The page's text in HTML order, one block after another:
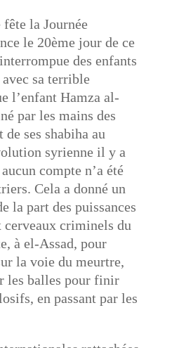
la Journée
le 20ème jour de ce
des enfants
sa terrible
l’enfant Hamza al-
par les mains des
ses shabiha au
syrienne il y a
compte n’a été
Cela a donné un
la part des puissances
cerveaux criminels du
à el-Assad, pour
la voie du meurtre,
les balles pour finir
en passant par les